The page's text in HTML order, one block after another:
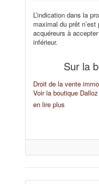
L’indication dans la
maximal du prêt
acquéreurs à
inférieur.
Sur la
Droit de la vente
Voir la boutique Dalloz
en lire plus